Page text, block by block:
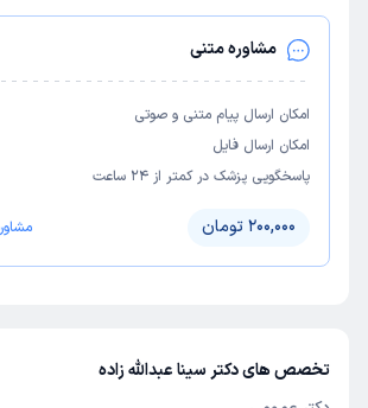
مشاوره متنی
امکان ارسال پیام متنی و صوتی
امکان ارسال فایل
پاسخگویی پزشک در کمتر از ۲۴ ساعت
200,000 تومان
تخصص های دکتر سینا عبدالله زاده